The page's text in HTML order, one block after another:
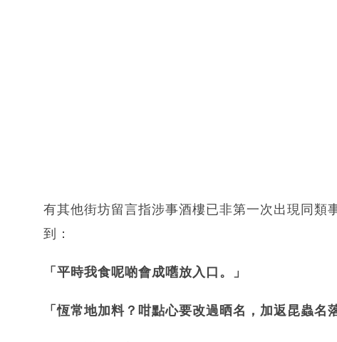
有其他街坊留言指涉事酒樓已非第一次出現同類
到：
「平時我食呢啲會成嚿放入口。」
「恆常地加料？咁點心要改過晒名，加返昆蟲名